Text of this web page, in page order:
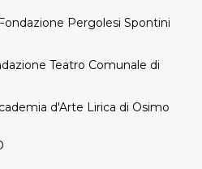
Pergolesi Spontini
Teatro Comunale di
d'Arte Lirica di Osimo